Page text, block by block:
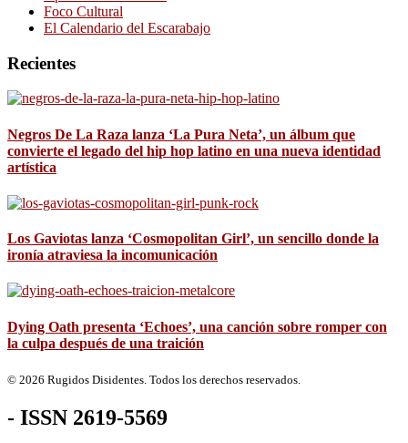
Foco Cultural
El Calendario del Escarabajo
Recientes
Negros De La Raza lanza ‘La Pura Neta’, un álbum que
convierte el legado del hip hop latino en una nueva identidad
artística
Los Gaviotas lanza ‘Cosmopolitan Girl’, un sencillo donde la
ironía atraviesa la incomunicación
Dying Oath presenta ‘Echoes’, una canción sobre romper con
la culpa después de una traición
© 2026 Rugidos Disidentes. Todos los derechos reservados.
- ISSN 2619-5569